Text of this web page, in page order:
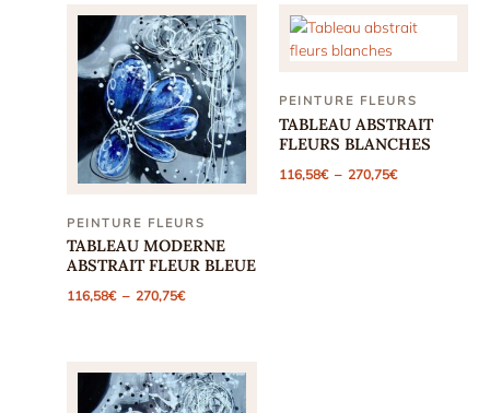
270,75€
PEINTURE FLEURS
TABLEAU MODERNE
ABSTRAIT FLEUR BLEUE
116,58€ – 270,75€Plage
270,75€
PEINTURE FLEURS
TABLEAU ABSTRAIT
FLEURS BLANCHES
116,58€ – 270,75€Plage